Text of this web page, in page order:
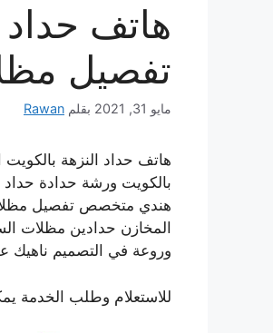
تفصيل
مايو 31, 2021 بقلم Rawan
هاتف حداد النزهة
بالكويت ورشة حدادة
هندي متخصص تفصيل
المخازن حدادين مظلات
وروعة في التصميم ناهيك
للاستعلام وطلب الخدمة